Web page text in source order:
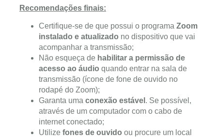
Recomendações finais:
Certifique-se de que possui o programa Zoom
instalado e atualizado no dispositivo que vai
acompanhar a transmissão;
Não esqueça de habilitar a permissão de
acesso ao áudio quando entrar na sala de
transmissão (ícone de fone de ouvido no
rodapé do Zoom);
Garanta uma conexão estável . Se possível,
através de um computador com o cabo de
internet conectado;
Utilize fones de ouvido ou procure um local